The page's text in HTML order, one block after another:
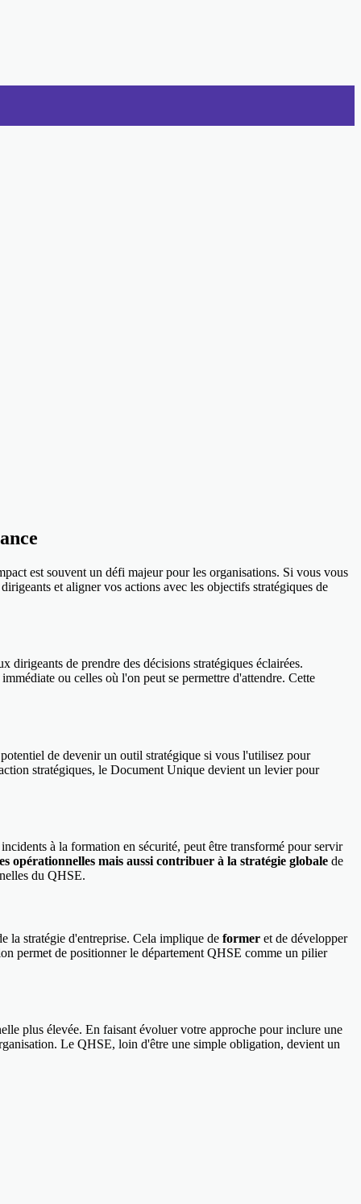
est souvent un défi majeur pour les organisations. Si vous vous
et aligner vos actions avec les objectifs stratégiques de
de prendre des décisions stratégiques éclairées.
ou celles où l'on peut se permettre d'attendre. Cette
de devenir un outil stratégique si vous l'utilisez pour
stratégiques, le Document Unique devient un levier pour
à la formation en sécurité, peut être transformé pour servir
opérationnelles mais aussi contribuer à la stratégie globale de
du QHSE.
la stratégie d'entreprise. Cela implique de former et de développer
permet de positionner le département QHSE comme un pilier
plus élevée. En faisant évoluer votre approche pour inclure une
Le QHSE, loin d'être une simple obligation, devient un